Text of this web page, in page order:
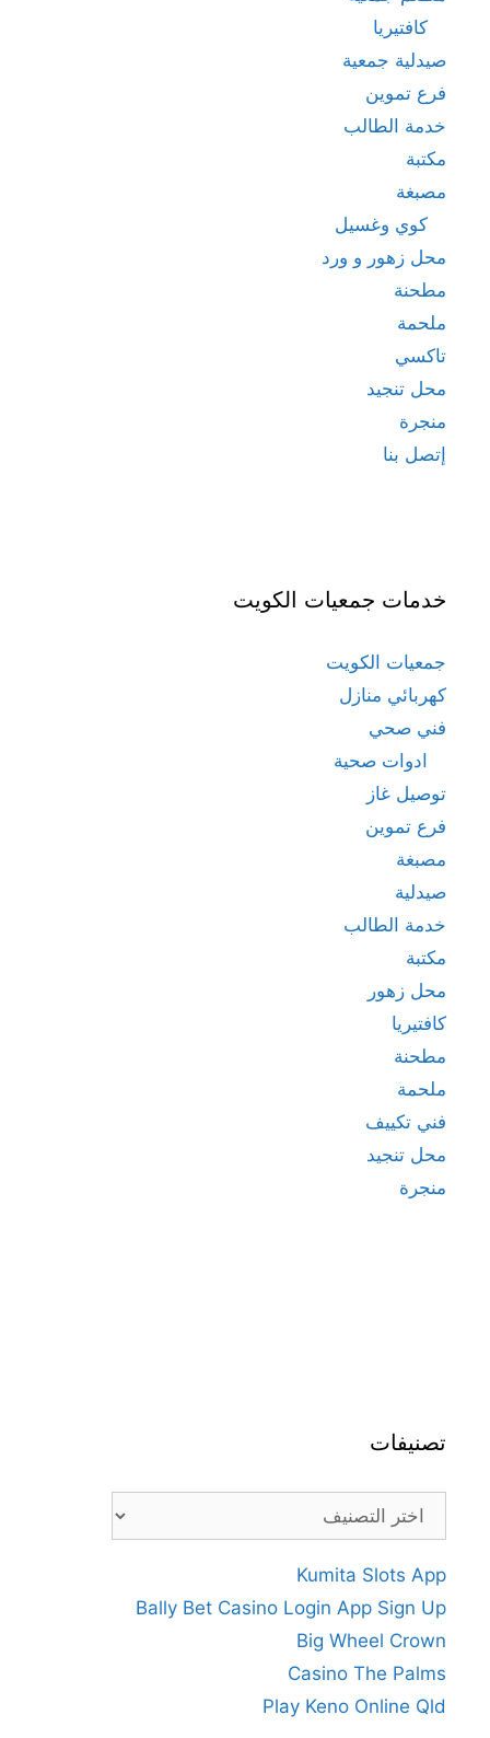
كافتيريا
صيدلية جمعية
فرع تموين
خدمة الطالب
مكتبة
مصبغة
كوي وغسيل
محل زهور و ورد
مطحنة
ملحمة
تاكسي
محل تنجيد
منجرة
إتصل بنا
خدمات جمعيات الكويت
جمعيات الكويت
كهربائي منازل
فني صحي
ادوات صحية
توصيل غاز
فرع تموين
مصبغة
صيدلية
خدمة الطالب
مكتبة
محل زهور
كافتيريا
مطحنة
ملحمة
فني تكييف
محل تنجيد
منجرة
تصنيفات
تصنيفات
Kumita Slots App
Bally Bet Casino Login App Sign Up
Big Wheel Crown
Casino The Palms
Play Keno Online Qld